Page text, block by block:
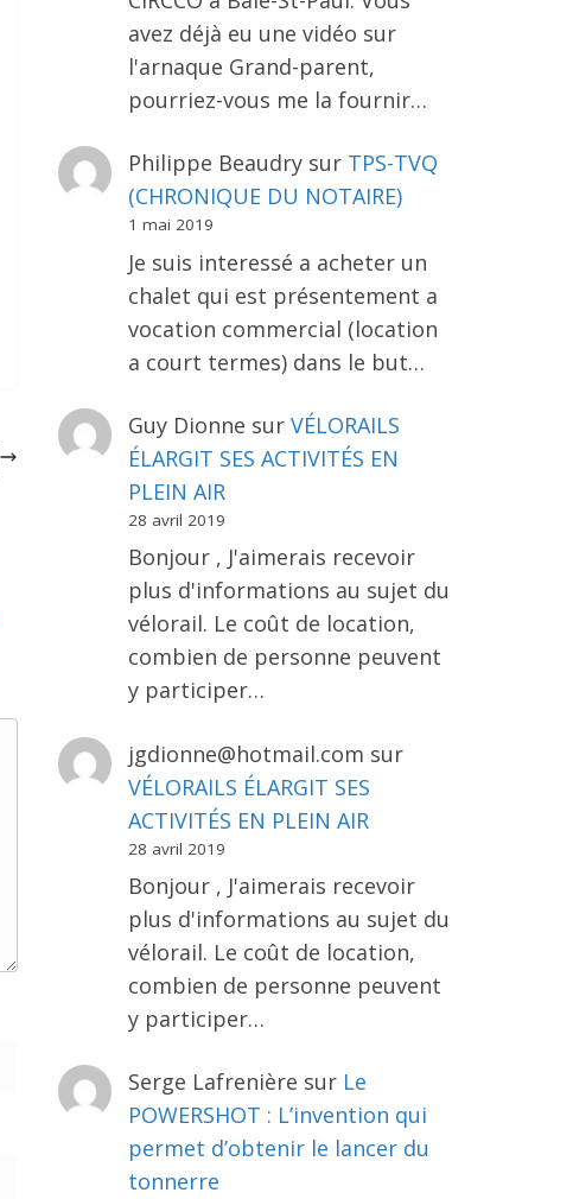
avez déjà eu une vidéo sur
l'arnaque Grand-parent,
pourriez-vous me la fournir…
Philippe Beaudrysur TPS-TVQ
(CHRONIQUE DU NOTAIRE)
1 mai 2019
Je suis interessé a acheter un
chalet qui est présentement a
vocation commercial (location
a court termes) dans le but…
Guy Dionne sur VÉLORAILS
ÉLARGIT SES ACTIVITÉS EN
PLEIN AIR
28 avril 2019
Bonjour , J'aimerais recevoir
plus d'informations au sujet du
vélorail. Le coût de location,
combien de personne peuvent
y participer…
jgdionne@hotmail.com sur
VÉLORAILS ÉLARGIT SES
ACTIVITÉS EN PLEIN AIR
28 avril 2019
Bonjour , J'aimerais recevoir
plus d'informations au sujet du
vélorail. Le coût de location,
combien de personne peuvent
y participer…
Serge Lafrenière sur Le
POWERSHOT : L’invention qui
permet d’obtenir le lancer du
tonnerre